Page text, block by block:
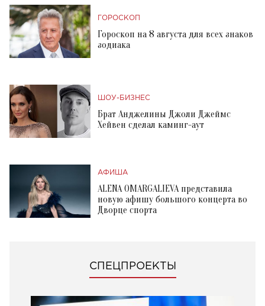
ГОРОСКОП
Гороскоп на 8 августа для всех знаков
зодиака
ШОУ-БИЗНЕС
Брат Анджелины Джоли Джеймс
Хейвен сделал каминг-аут
АФИША
ALENA OMARGALIEVA представила
новую афишу большого концерта во
Дворце спорта
СПЕЦПРОЕКТЫ